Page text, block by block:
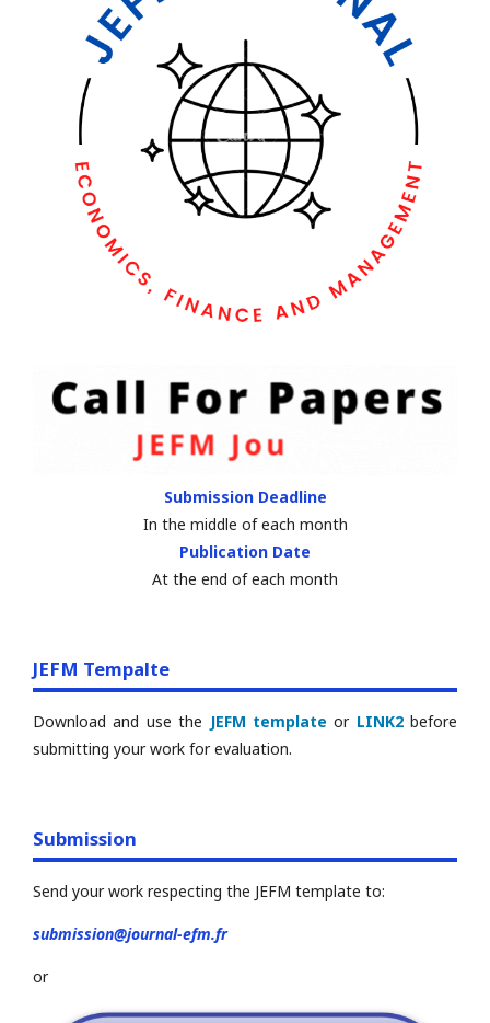
Submission Deadline
In the middle of each month
Publication Date
At the end of each month
JEFM Tempalte
Download and use the JEFM template or LINK2before
submitting your work for evaluation.
Submission
Send your work respecting the JEFM template to:
submission@journal-efm.fr
or